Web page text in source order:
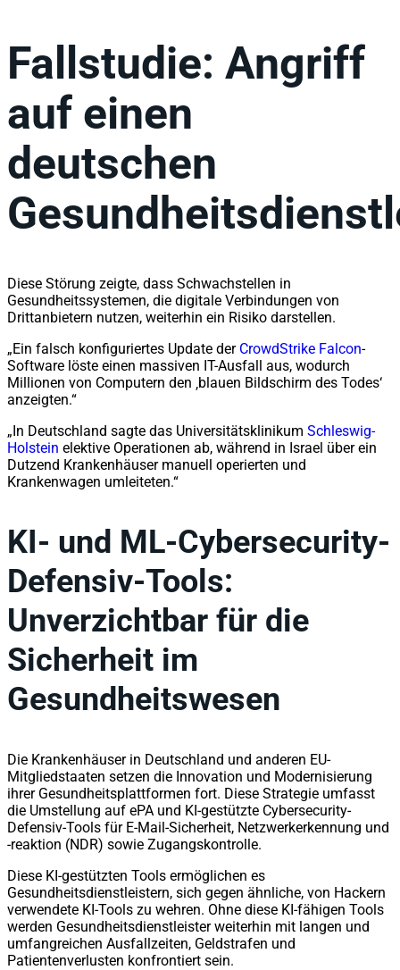
Fallstudie: Angriff
auf einen
deutschen
Diese Störung zeigte, dass Schwachstellen in
Gesundheitssystemen, die digitale Verbindungen von
Drittanbietern nutzen, weiterhin ein Risiko darstellen.
„Ein falsch konfiguriertes Update der CrowdStrike Falcon-
Software löste einen massiven IT-Ausfall aus, wodurch
Millionen von Computern den ‚blauen Bildschirm des Todes‘
anzeigten.“
„In Deutschland sagte das Universitätsklinikum Schleswig-
Holstein elektive Operationen ab, während in Israel über ein
Dutzend Krankenhäuser manuell operierten und
Krankenwagen umleiteten.“
KI- und ML-Cybersecurity-
Defensiv-Tools:
Unverzichtbar für die
Sicherheit im
Gesundheitswesen
Die Krankenhäuser in Deutschland und anderen EU-
Mitgliedstaaten setzen die Innovation und Modernisierung
ihrer Gesundheitsplattformen fort. Diese Strategie umfasst
die Umstellung auf ePA und KI-gestützte Cybersecurity-
Defensiv-Tools für E-Mail-Sicherheit, Netzwerkerkennung und
-reaktion (NDR) sowie Zugangskontrolle.
Diese KI-gestützten Tools ermöglichen es
Gesundheitsdienstleistern, sich gegen ähnliche, von Hackern
verwendete KI-Tools zu wehren. Ohne diese KI-fähigen Tools
werden Gesundheitsdienstleister weiterhin mit langen und
umfangreichen Ausfallzeiten, Geldstrafen und
Patientenverlusten konfrontiert sein.